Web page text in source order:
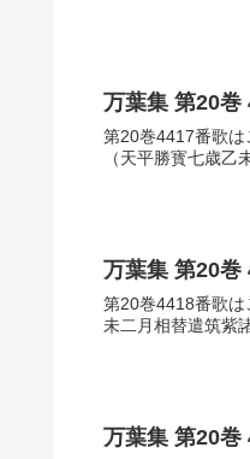
万葉集 第20巻
第20巻4417番歌
（天平勝寳七歳
万葉集 第20巻
第20巻4418番歌
未二月相替遣筑紫
万葉集 第20巻